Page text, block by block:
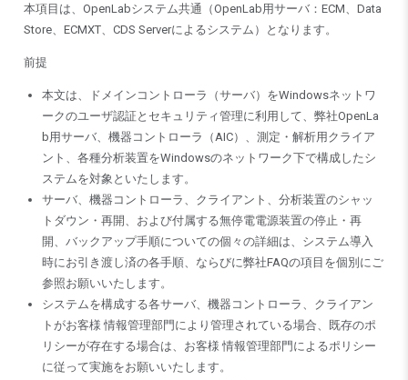
本項目は、OpenLabシステム共通（OpenLab用サーバ：ECM、Data
Store、ECMXT、CDS Serverによるシステム）となります。
前提
本文は、ドメインコントローラ（サーバ）をWindowsネットワ
ークのユーザ認証とセキュリティ管理に利用して、弊社OpenLa
b用サーバ、機器コントローラ（AIC）、測定・解析用クライア
ント、各種分析装置をWindowsのネットワーク下で構成したシ
ステムを対象といたします。
サーバ、機器コントローラ、クライアント、分析装置のシャッ
トダウン・再開、および付属する無停電電源装置の停止・再
開、バックアップ手順についての個々の詳細は、システム導入
時にお引き渡し済の各手順、ならびに弊社FAQの項目を個別にご
参照お願いいたします。
システムを構成する各サーバ、機器コントローラ、クライアン
トがお客様 情報管理部門により管理されている場合、既存のポ
リシーが存在する場合は、お客様 情報管理部門によるポリシー
に従って実施をお願いいたします。